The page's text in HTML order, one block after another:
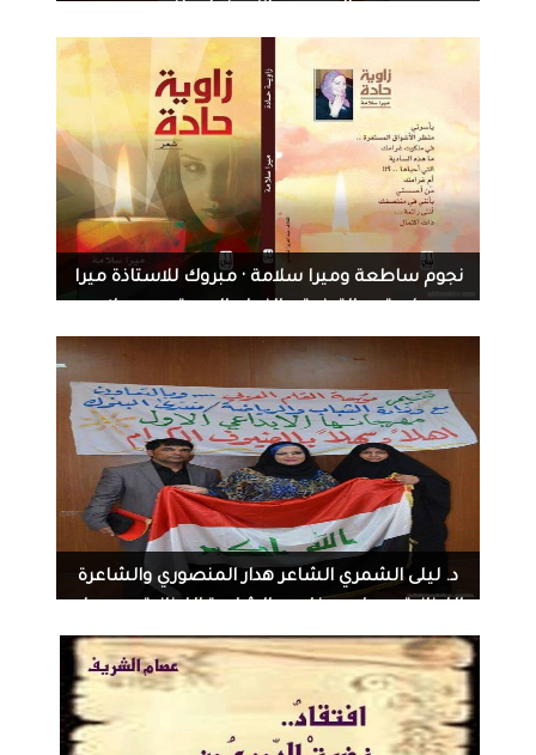
1397
نجوم ساطعة‏ و‏ميرا سلامة · مبروك للاستاذة ميرا
للاستاذة ميرا سلامة... بالتوفيق والنجاح المستمر‏
08-01-2014
0
1721
د. ليلى الشمري الشاعر هدار المنصوري والشاعرة
في المهرجان الابداعي الاول لمؤسسة القلم العربي
في بغداد النصر والسلام